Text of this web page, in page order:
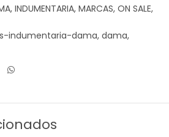
, INDUMENTARIA, MARCAS, ON SALE,
indumentaria-dama, dama,